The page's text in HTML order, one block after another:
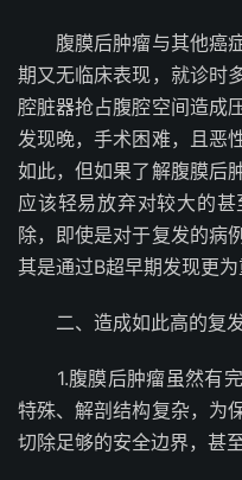
腹膜后肿瘤与其他癌症
期又无临床表现，就诊时
腔脏器抢占腹腔空间造成
发现晚，手术困难，且恶
如此，但如果了解腹膜后
应该轻易放弃对较大的
除，即使是对于复发的病
其是通过B超早期发现更为
二、造成如此高的复
1.腹膜后肿瘤虽然有完
特殊、解剖结构复杂，为
切除足够的安全边界，甚